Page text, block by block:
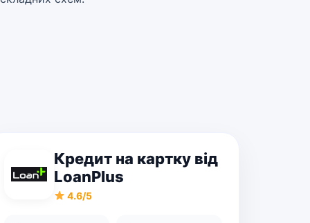
Кредит на картку від
LoanPlus
4.6/5